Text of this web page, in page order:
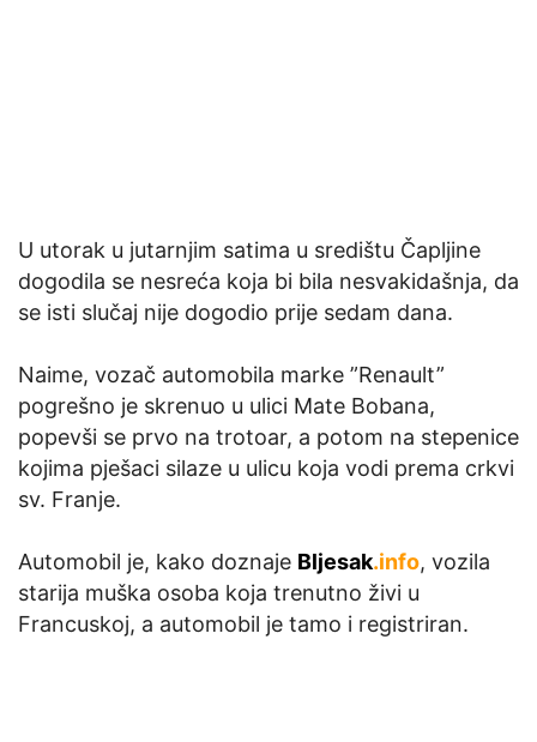
U utorak u jutarnjim satima u središtu Čapljine
dogodila se nesreća koja bi bila nesvakidašnja, da
se isti slučaj nije dogodio prije sedam dana.
Naime, vozač automobila marke ”Renault”
pogrešno je skrenuo u ulici Mate Bobana,
popevši se prvo na trotoar, a potom na stepenice
kojima pješaci silaze u ulicu koja vodi prema crkvi
sv. Franje.
Automobil je, kako doznaje Bljesak.info, vozila
starija muška osoba koja trenutno živi u
Francuskoj, a automobil je tamo i registriran.